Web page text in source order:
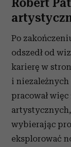
Robert
Po
odszedł od
karierę w
i
pracował
wybierając
eksplorować